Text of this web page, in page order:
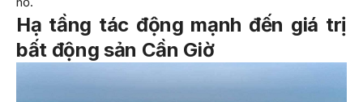
Hạ tầng tác động mạnh đến giá trị
bất động sản Cần Giờ